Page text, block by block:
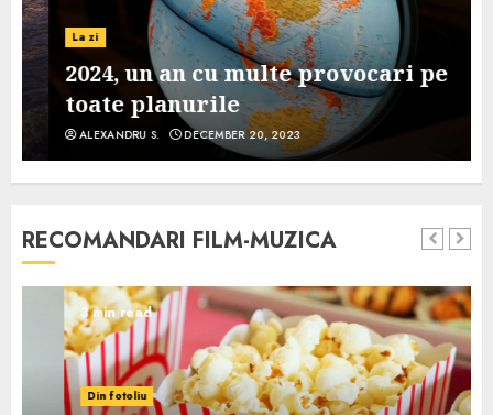
La zi
2024, un an cu multe provocari pe
toate planurile
ALEXANDRU S. DECEMBER 20, 2023
RECOMANDARI FILM-MUZICA
3 min read
Din fotoliu